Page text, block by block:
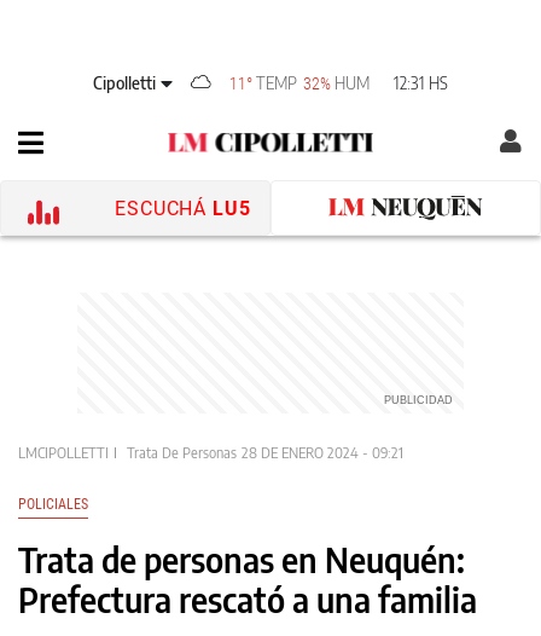
Cipolletti 11° TEMP 32% HUM 12:31 HS
ESCUCHÁ LU5
LMCIPOLLETTI Trata De Personas 28 DE ENERO 2024 - 09:21
POLICIALES
Trata de personas en Neuquén:
Prefectura rescató a una familia